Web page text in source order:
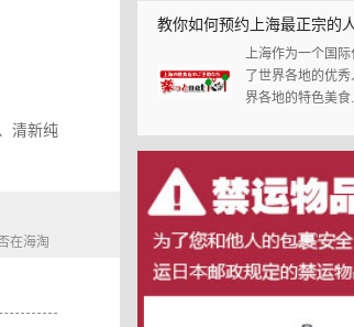
清新纯
在海淘
教你如何预约上海最正宗的
得3％返利哦！
上海作为一个国
了世界各地的优
界各地的特色美食